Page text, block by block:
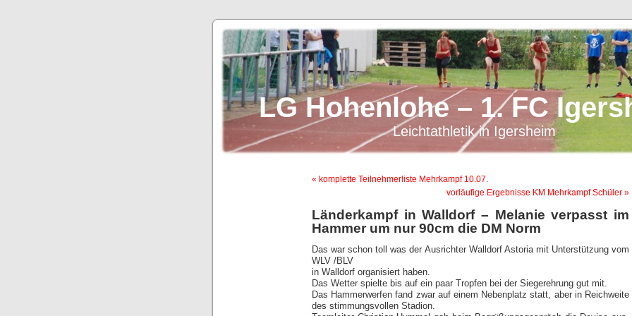
LG Hohenlohe – 1. FC
Leichtathletik in Igersheim
« komplette Teilnehmerliste Mehrkampf 10.07.
vorläufige Ergebnisse KM Mehrkampf Schüler »
Länderkampf in Walldorf – Melanie verpasst im
Hammer um nur 90cm die DM Norm
Das war schon toll was der Ausrichter Walldorf Astoria mit Unterstützung vom
WLV /BLV
in Walldorf organisiert haben.
Das Wetter spielte bis auf ein paar Tropfen bei der Siegerehrung gut mit.
Das Hammerwerfen fand zwar auf einem Nebenplatz statt, aber in Reichweite
des stimmungsvollen Stadion.